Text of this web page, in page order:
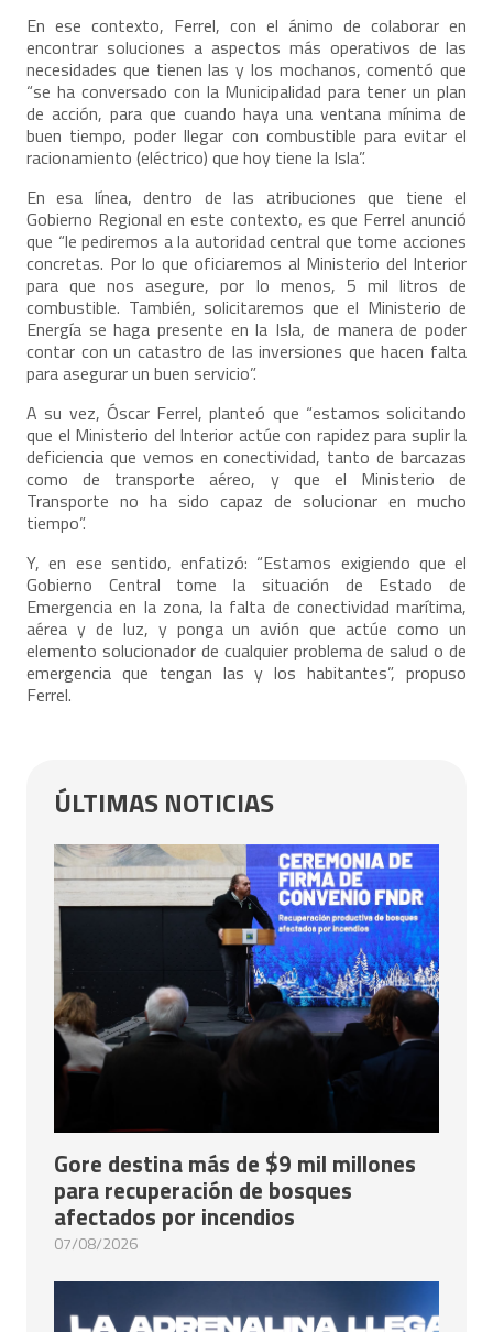
En ese contexto, Ferrel, con el ánimo de colaborar en
encontrar soluciones a aspectos más operativos de las
necesidades que tienen las y los mochanos, comentó que
“se ha conversado con la Municipalidad para tener un plan
de acción, para que cuando haya una ventana mínima de
buen tiempo, poder llegar con combustible para evitar el
racionamiento (eléctrico) que hoy tiene la Isla”.
En esa línea, dentro de las atribuciones que tiene el
Gobierno Regional en este contexto, es que Ferrel anunció
que “le pediremos a la autoridad central que tome acciones
concretas. Por lo que oficiaremos al Ministerio del Interior
para que nos asegure, por lo menos, 5 mil litros de
combustible. También, solicitaremos que el Ministerio de
Energía se haga presente en la Isla, de manera de poder
contar con un catastro de las inversiones que hacen falta
para asegurar un buen servicio”.
A su vez, Óscar Ferrel, planteó que “estamos solicitando
que el Ministerio del Interior actúe con rapidez para suplir la
deficiencia que vemos en conectividad, tanto de barcazas
como de transporte aéreo, y que el Ministerio de
Transporte no ha sido capaz de solucionar en mucho
tiempo”.
Y, en ese sentido, enfatizó: “Estamos exigiendo que el
Gobierno Central tome la situación de Estado de
Emergencia en la zona, la falta de conectividad marítima,
aérea y de luz, y ponga un avión que actúe como un
elemento solucionador de cualquier problema de salud o de
emergencia que tengan las y los habitantes”, propuso
Ferrel.
ÚLTIMAS NOTICIAS
Gore destina más de $9 mil millones
para recuperación de bosques
afectados por incendios
07/08/2026